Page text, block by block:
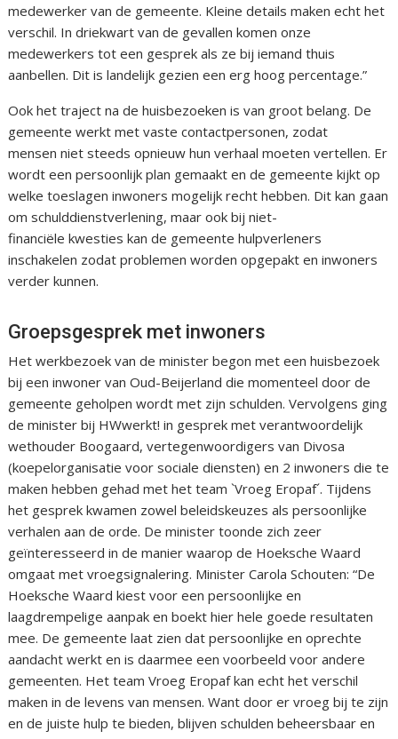
medewerker van de gemeente. Kleine details maken echt het
verschil. In driekwart van de gevallen komen onze
medewerkers tot een gesprek als ze bij iemand thuis
aanbellen. Dit is landelijk gezien een erg hoog percentage.”
Ook het traject na de huisbezoeken is van groot belang. De
gemeente werkt met vaste contactpersonen, zodat
mensen niet steeds opnieuw hun verhaal moeten vertellen. Er
wordt een persoonlijk plan gemaakt en de gemeente kijkt op
welke toeslagen inwoners mogelijk recht hebben. Dit kan gaan
om schulddienstverlening, maar ook bij niet-
financiële kwesties kan de gemeente hulpverleners
inschakelen zodat problemen worden opgepakt en inwoners
verder kunnen.
Groepsgesprek met inwoners
Het werkbezoek van de minister begon met een huisbezoek
bij een inwoner van Oud-Beijerland die momenteel door de
gemeente geholpen wordt met zijn schulden. Vervolgens ging
de minister bij HWwerkt! in gesprek met verantwoordelijk
wethouder Boogaard, vertegenwoordigers van Divosa
(koepelorganisatie voor sociale diensten) en 2 inwoners die te
maken hebben gehad met het team `Vroeg Eropaf´. Tijdens
het gesprek kwamen zowel beleidskeuzes als persoonlijke
verhalen aan de orde. De minister toonde zich zeer
geïnteresseerd in de manier waarop de Hoeksche Waard
omgaat met vroegsignalering. Minister Carola Schouten: “De
Hoeksche Waard kiest voor een persoonlijke en
laagdrempelige aanpak en boekt hier hele goede resultaten
mee. De gemeente laat zien dat persoonlijke en oprechte
aandacht werkt en is daarmee een voorbeeld voor andere
gemeenten. Het team Vroeg Eropaf kan echt het verschil
maken in de levens van mensen. Want door er vroeg bij te zijn
en de juiste hulp te bieden, blijven schulden beheersbaar en